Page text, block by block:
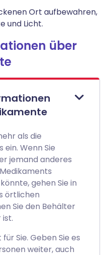
Ort aufbewahren,
und Licht.
über
als die
Wenn Sie
jemand anderes
gehen Sie in
örtlichen
Sie den Behälter
Sie. Geben Sie es
weiter, auch